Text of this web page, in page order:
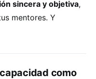
sincera y objetiva,
mentores. Y
como